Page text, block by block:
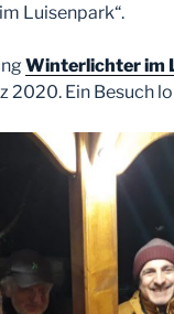
Luisenpark“.
Winterlichterim
2020. Ein Besuch